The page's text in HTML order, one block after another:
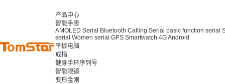
产品中心
智能手表
AMOLED Serial Bluetooth Calling Serial basic function serial
serialWomen serialGPS Smartwatch4G Android
平板电脑
戒指
健身手环序列号
智能眼镜
变形金刚